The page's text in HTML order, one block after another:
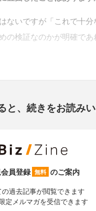
ないですが「これで十
の検証なのかが明確で
と、続きをお読み
員登録 無料 のご案内
の過去記事が閲覧できます
定メルマガを受信できます